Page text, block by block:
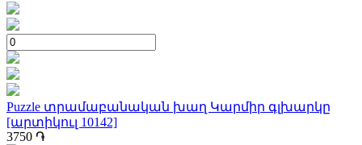
Puzzle տրամաբանական խաղ Կարմիր գլխարկը
[արտիկուլ 10142]
3750 ֏